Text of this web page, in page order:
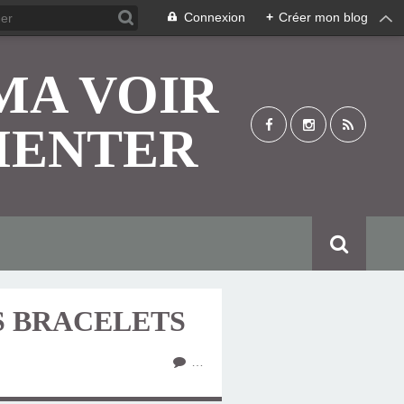
Connexion + Créer mon blog
VOIR
…